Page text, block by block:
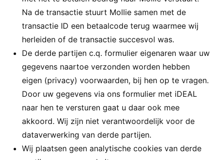
Na de transactie stuurt Mollie samen met de
transactie ID een betaalcode terug waarmee wij
herleiden of de transactie succesvol was.
De derde partijen c.q. formulier eigenaren waar uw
gegevens naartoe verzonden worden hebben
eigen (privacy) voorwaarden, bij hen op te vragen.
Door uw gegevens via ons formulier met iDEAL
naar hen te versturen gaat u daar ook mee
akkoord. Wij zijn niet verantwoordelijk voor de
dataverwerking van derde partijen.
Wij plaatsen geen analytische cookies van derde